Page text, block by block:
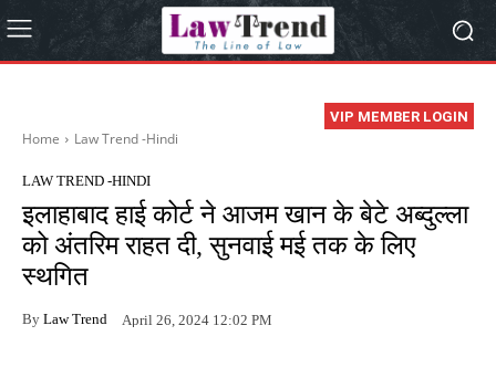
VIP MEMBER LOGIN
Home Law Trend -Hindi
LAW TREND -HINDI
इलाहाबाद हाई कोर्ट ने आजम खान के बेटे अब्दुल्ला
को अंतरिम राहत दी, सुनवाई मई तक के लिए
स्थगित
By Law Trend April 26, 2024 12:02 PM